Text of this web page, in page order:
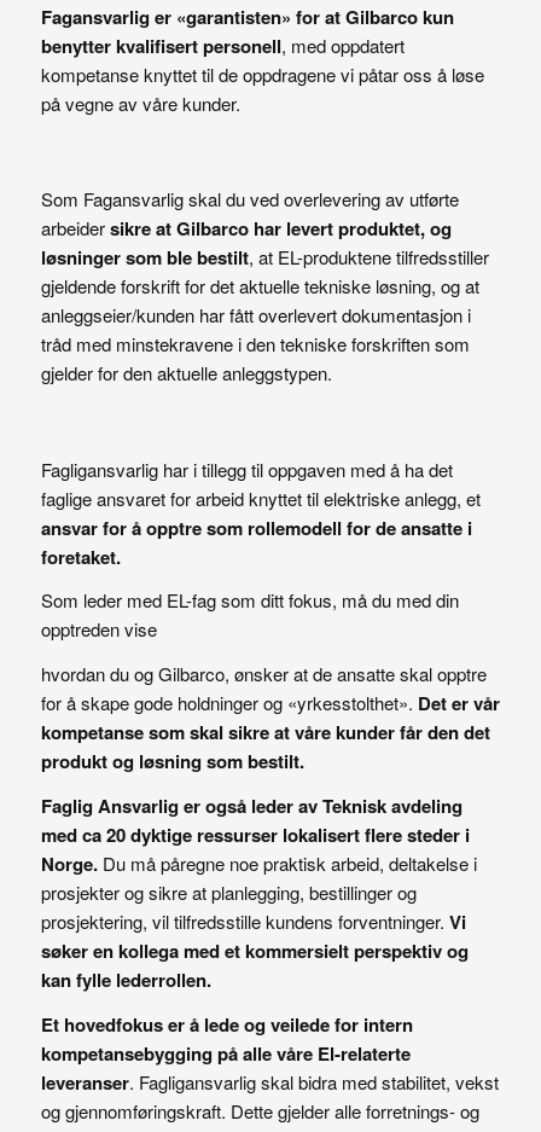
Fagansvarlig er «garantisten» for at Gilbarco kun
benytter kvalifisert personell, med oppdatert
kompetanse knyttet til de oppdragene vi påtar oss å løse
på vegne av våre kunder.
Som Fagansvarlig skal du ved overlevering av utførte
arbeidersikre at Gilbarco har levert produktet, og
løsninger som ble bestilt, at EL-produktene tilfredsstiller
gjeldende forskrift for det aktuelle tekniske løsning, og at
anleggseier/kunden har fått overlevert dokumentasjon i
tråd med minstekravene i den tekniske forskriften som
gjelder for den aktuelle anleggstypen.
Fagligansvarlig har i tillegg til oppgaven med å ha det
faglige ansvaret for arbeid knyttet til elektriske anlegg, et
ansvar for å opptre som rollemodell for de ansatte i
foretaket.
Som leder med EL-fag som ditt fokus, må du med din
opptreden vise
hvordan du og Gilbarco, ønsker at de ansatte skal opptre
for å skape gode holdninger og «yrkesstolthet». Det er vår
kompetanse som skal sikre at våre kunder får den det
produkt og løsning som bestilt.
Faglig Ansvarlig er også leder av Teknisk avdeling
med ca 20 dyktige ressurser lokalisert flere steder i
Norge. Du må påregne noe praktisk arbeid, deltakelse i
prosjekter og sikre at planlegging, bestillinger og
prosjektering, vil tilfredsstille kundens forventninger. Vi
søker en kollega med et kommersielt perspektiv og
kan fylle lederrollen.
Et hovedfokus er å lede og veilede for intern
kompetansebygging på alle våre El-relaterte
leveranser. Fagligansvarlig skal bidra med stabilitet, vekst
og gjennomføringskraft. Dette gjelder alle forretnings- og